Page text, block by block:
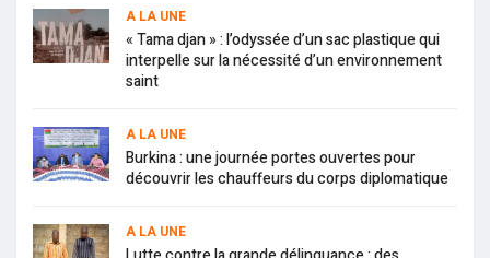
A LA UNE
« Tama djan » : l’odyssée d’un sac plastique qui
interpelle sur la nécessité d’un environnement
saint
A LA UNE
Burkina : une journée portes ouvertes pour
découvrir les chauffeurs du corps diplomatique
A LA UNE